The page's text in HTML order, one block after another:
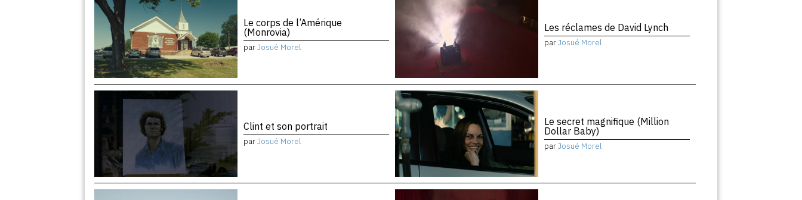
Le corps de l’Amérique
(Monrovia)
parJosué Morel
Les réclames de David Lynch
parJosué Morel
Clint et son portrait
parJosué Morel
Le secret magnifique (Million
Dollar Baby)
parJosué Morel